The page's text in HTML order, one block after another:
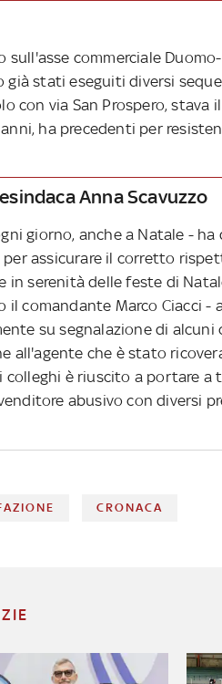
sull'asse commerciale
già stati eseguiti diversi
con via San Prospero, stava
anni, ha precedenti per
Anna Scavuzzo
giorno, anche a Natale -
assicurare il corretto
serenità delle feste di
comandante Marco Ciacci -
su segnalazione di alcuni
all'agente che è stato
è riuscito a portare a
abusivo con diversi
CRONACA